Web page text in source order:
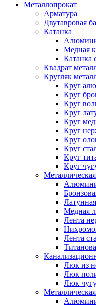
Металлопрокат
Арматура
Двутавровая
Катанка
Медная
Катанка
Квадрат
Кругляк
Круг
Круг
Круг
Круг
Круг
Круг
Круг
Круг
Круг
Круг
Медная
Лента
Лента
Люк из
Люк
Люк